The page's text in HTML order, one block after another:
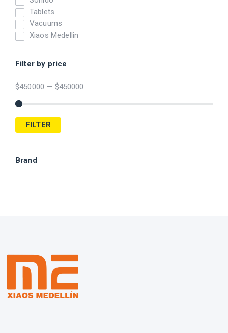
Tablets
Vacuums
Xiaos Medellin
Filter by price
$450000 — $450000
FILTER
Brand